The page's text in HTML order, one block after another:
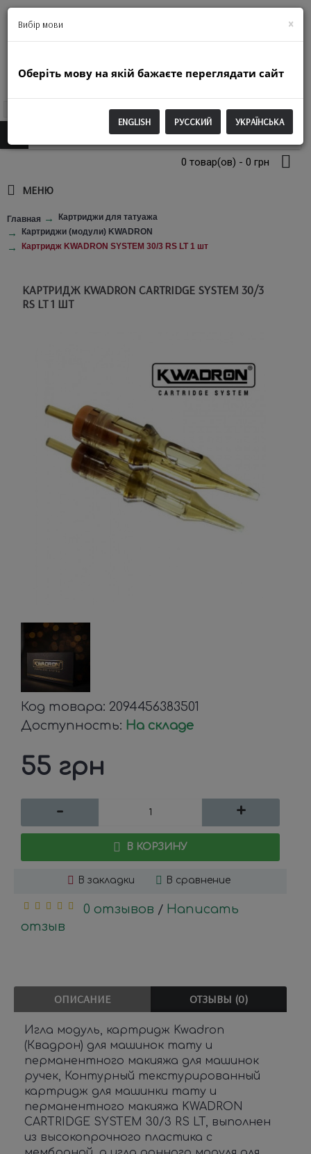
0 товар(ов) - 0 грн
МЕНЮ
Главная
Картриджи для татуажа
Картриджи (модули) KWADRON
Картридж KWADRON SYSTEM 30/3 RS LT 1 шт
КАРТРИДЖ KWADRON CARTRIDGE SYSTEM 30/3
RS LT 1 ШТ
Код товара: 2094456383501
Доступность: На складе
55 грн
- +
В КОРЗИНУ
В закладки В сравнение
0 отзывов / Написать
отзыв
ОПИСАНИЕ ОТЗЫВЫ (0)
Игла модуль, картридж Kwadron
(Квадрон) для машинок тату и
перманентного макияжа для машинок
ручек, Контурный текстурированный
картридж для машинки тату и
перманентного макияжа KWADRON
CARTRIDGE SYSTEM 30/3 RS LT, выполнен
из высокопрочного пластика с
Вибір мови ×
Оберіть мову на якій бажаєте переглядати сайт
ENGLISH РУССКИЙ УКРАЇНСЬКА